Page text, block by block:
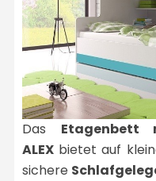
Das Etagenbett
ALEX bietet auf
sichere